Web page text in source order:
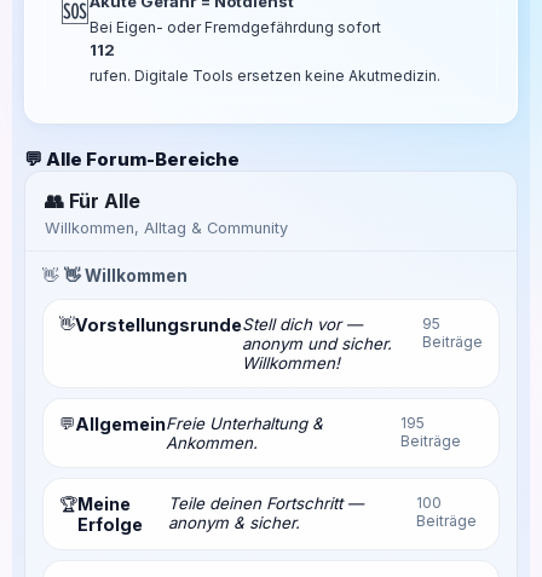
🆘Bei Eigen- oder Fremdgefährdung sofort
112
rufen. Digitale Tools ersetzen keine Akutmedizin.
💬 Alle Forum-Bereiche
👥 Für Alle
Willkommen, Alltag & Community
👋 👋 Willkommen
👋VorstellungsrundeStell dich vor —
anonym und sicher.
Willkommen!
95
Beiträge
💬AllgemeinFreie Unterhaltung &
Ankommen.
195
Beiträge
🏆Meine
Erfolge
Teile deinen Fortschritt —
anonym & sicher.
100
Beiträge